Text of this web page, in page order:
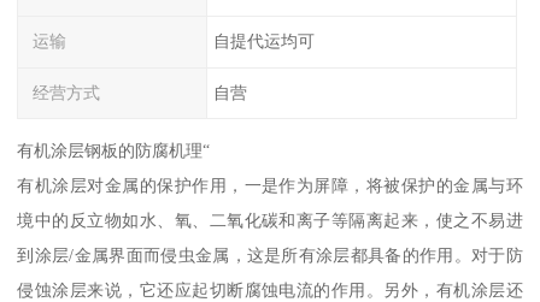
运输 自提代运均可
经营方式 自营
有机涂层钢板的防腐机理“
有机涂层对金属的保护作用，一是作为屏障，将被保护的金属与环
境中的反立物如水、氧、二氧化碳和离子等隔离起来，使之不易进
到涂层/金属界面而侵虫金属，这是所有涂层都具备的作用。对于防
侵蚀涂层来说，它还应起切断腐蚀电流的作用。另外，有机涂层还